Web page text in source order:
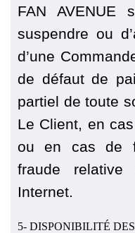
FAN AVENUE
suspendre ou
d’une
de défaut de
partiel de toute
Le Client, en
ou en cas de
fraude relative
Internet.
5- DISPONIBILITÉ